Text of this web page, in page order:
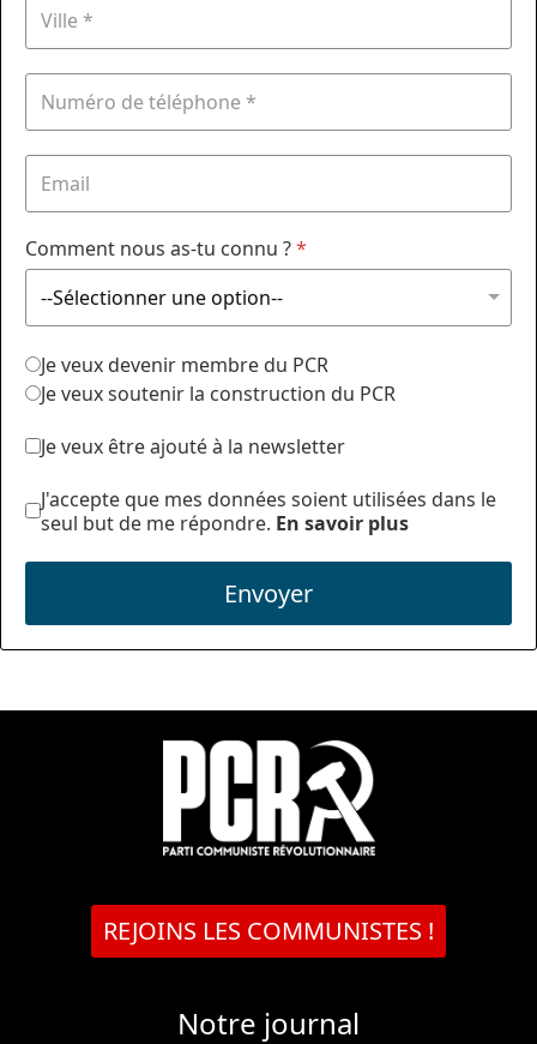
Comment nous as-tu connu ?*
Je veux devenir membre du PCR
Je veux soutenir la construction du PCR
Je veux être ajouté à la newsletter
J'accepte que mes données soient utilisées dans le
seul but de me répondre. En savoir plus
Envoyer
REJOINS LES COMMUNISTES !
Notre journal